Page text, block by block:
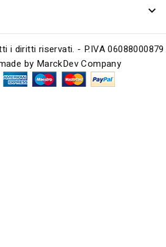

i diritti riservati. - P.IVA 06088000879
by MarckDev Company